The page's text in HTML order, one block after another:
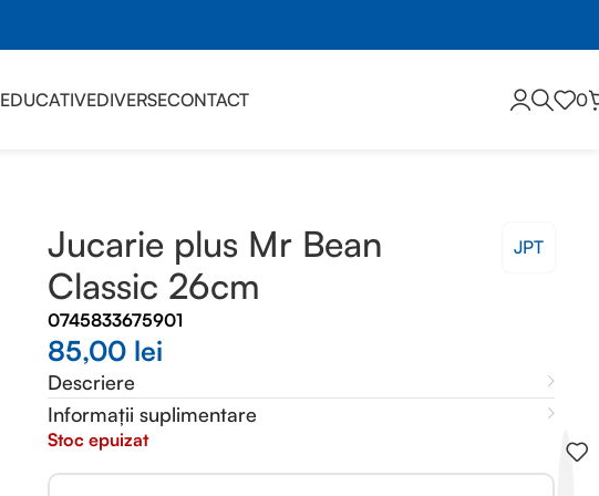
EDUCATIVEDIVERSECONTACT
0
Jucarie plus Mr Bean
Classic 26cm
JPT
0745833675901
85,00 lei
Descriere
Informații suplimentare
Stoc epuizat